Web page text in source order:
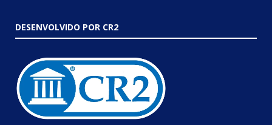
DESENVOLVIDO POR CR2